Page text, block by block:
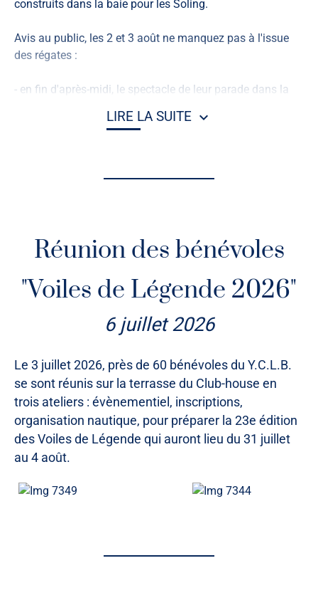
construits dans la baie pour les Soling.
Avis au public, les 2 et 3 août ne manquez pas à l'issue
des régates :
- en fin d'après-midi, le spectacle de leur parade dans la
- et à partir de 19 heures dimanche et 19h30 lundi, celui
qu'accompagnera une animation musicale ponctuée de
le port de La Baule - Le Pouliguen, et les plus grandes
unités à fort tirant d'eau au port de Pornichet.
LIRE LA SUITE
Réunion des bénévoles
"Voiles de Légende 2026"
6 juillet 2026
Le 3 juillet 2026, près de 60 bénévoles du Y.C.L.B.
se sont réunis sur la terrasse du Club-house en
trois ateliers : évènementiel, inscriptions,
organisation nautique, pour préparer la 23e édition
des Voiles de Légende qui auront lieu du 31 juillet
au 4 août.